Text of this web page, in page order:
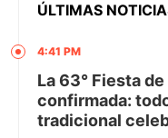
ÚLTIMAS
4:41 PM
La 63° Fiesta
confirmada:
tradicional